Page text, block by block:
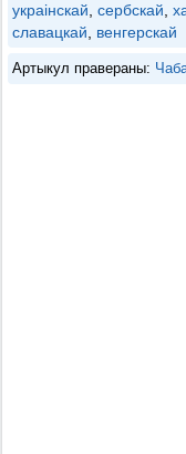
украінскай сербскай
славацкай
венгерскай
Артыкул правераны: